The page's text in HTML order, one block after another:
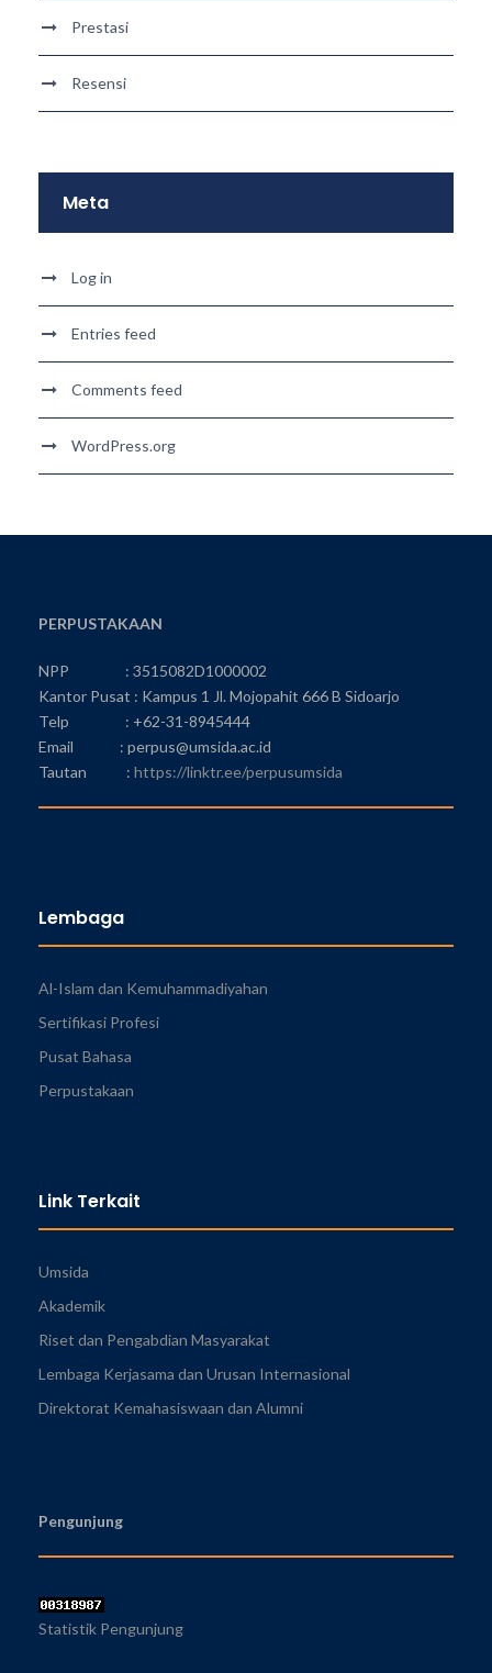
Prestasi
Resensi
Meta
Log in
Entries feed
Comments feed
WordPress.org
PERPUSTAKAAN
NPP : 3515082D1000002
Kantor Pusat : Kampus 1 Jl. Mojopahit 666 B Sidoarjo
Telp : +62-31-8945444
Email : perpus@umsida.ac.id
Tautan : https://linktr.ee/perpusumsida
Lembaga
Al-Islam dan Kemuhammadiyahan
Sertifikasi Profesi
Pusat Bahasa
Perpustakaan
Link Terkait
Umsida
Akademik
Riset dan Pengabdian Masyarakat
Lembaga Kerjasama dan Urusan Internasional
Direktorat Kemahasiswaan dan Alumni
Pengunjung
Statistik Pengunjung